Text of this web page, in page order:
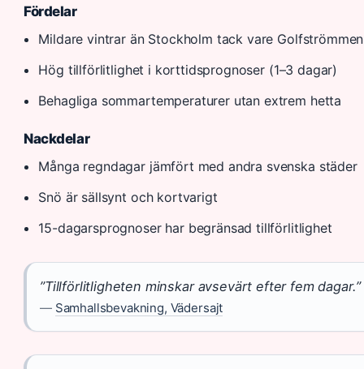
Fördelar
Mildare vintrar än Stockholm tack vare Golfströmmen
Hög tillförlitlighet i korttidsprognoser (1–3 dagar)
Behagliga sommartemperaturer utan extrem hetta
Nackdelar
Många regndagar jämfört med andra svenska städer
Snö är sällsynt och kortvarigt
15-dagarsprognoser har begränsad tillförlitlighet
”Tillförlitligheten minskar avsevärt efter fem dagar.”
— Samhallsbevakning, Vädersajt